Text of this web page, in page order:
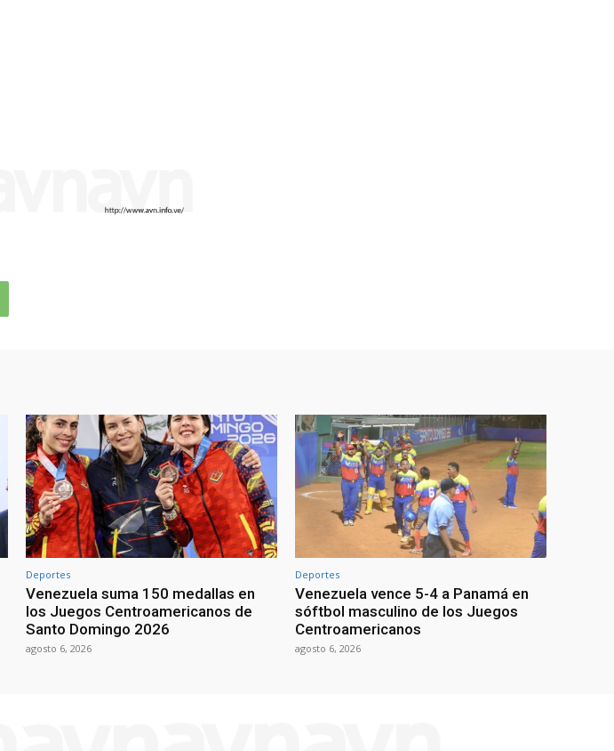
Deportes
Venezuela suma 150 medallas en
los Juegos Centroamericanos de
Santo Domingo 2026
agosto 6, 2026
Deportes
Venezuela vence 5-4 a Panamá en
sóftbol masculino de los Juegos
Centroamericanos
agosto 6, 2026